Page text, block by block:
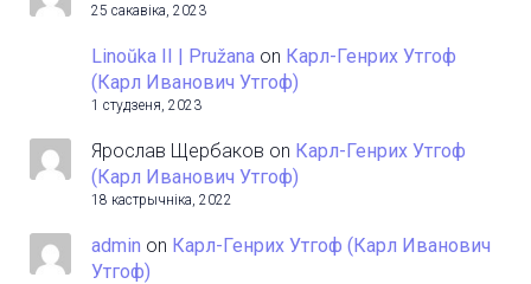
25 сакавіка, 2023
Linoŭka II | Pružana on Карл-Генрих Утгоф
(Карл Иванович Утгоф)
1 студзеня, 2023
Ярослав Щербаков on Карл-Генрих Утгоф
(Карл Иванович Утгоф)
18 кастрычніка, 2022
admin on Карл-Генрих Утгоф (Карл Иванович
Утгоф)